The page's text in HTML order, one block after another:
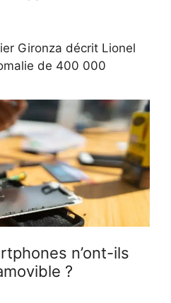
Gironza décrit Lionel
de 400 000
n’ont-ils
?